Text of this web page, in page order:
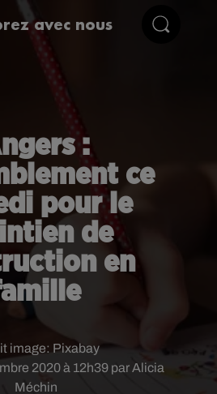
avec nous
:
ce
pour le
de
en
2020 à 12h39 par Alicia
Méchin
image: Pixabay